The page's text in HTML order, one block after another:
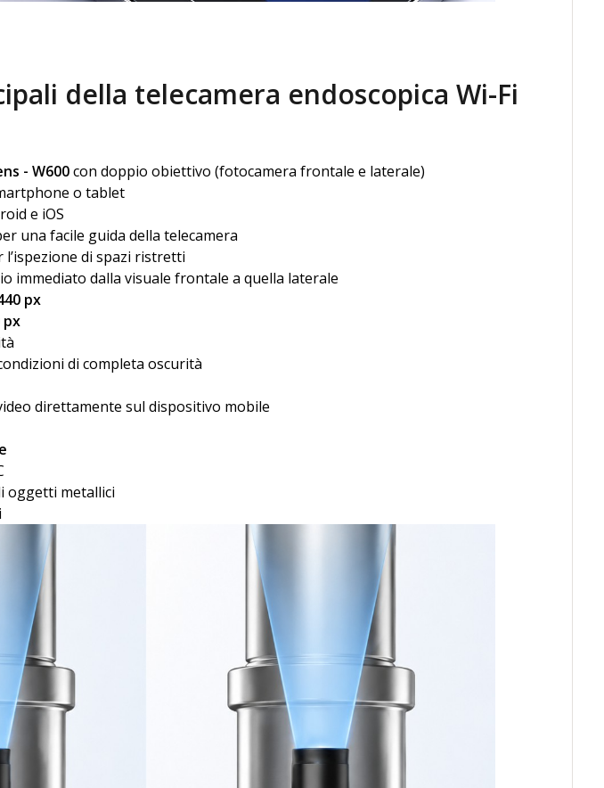
della telecamera endoscopica Wi-Fi
- W600con doppio obiettivo (fotocamera frontale e laterale)
o tablet
e iOS
una facile guida della telecamera
di spazi ristretti
immediato dalla visuale frontale a quella laterale
px
px
di completa oscurità
direttamente sul dispositivo mobile
oggetti metallici